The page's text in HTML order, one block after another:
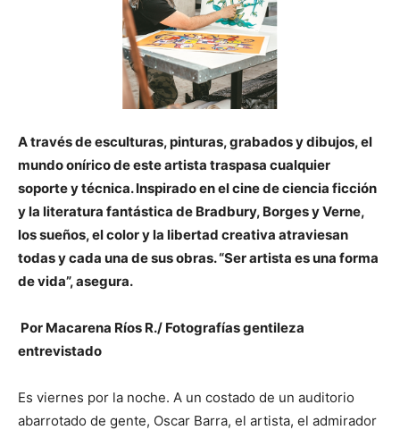
A través de esculturas, pinturas, grabados y dibujos, el
mundo onírico de este artista traspasa cualquier
soporte y técnica. Inspirado en el cine de ciencia ficción
y la literatura fantástica de Bradbury, Borges y Verne,
los sueños, el color y la libertad creativa atraviesan
todas y cada una de sus obras. “Ser artista es una forma
de vida”, asegura.
Por Macarena Ríos R./ Fotografías gentileza
entrevistado
Es viernes por la noche. A un costado de un auditorio
abarrotado de gente, Oscar Barra, el artista, el admirador